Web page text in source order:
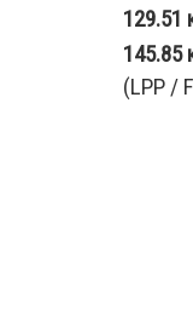
129.51
145.85
(LPP /